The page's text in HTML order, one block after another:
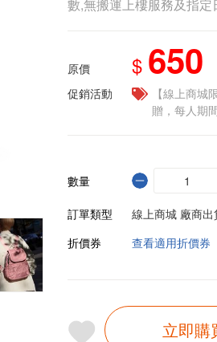
數,無搬運上樓服務及指定
原價 $ 650
促銷活動
【線上商
贈，每人期
數量
訂單類型
線上商城 廠商出
折價券
查看適用折價券
立即購